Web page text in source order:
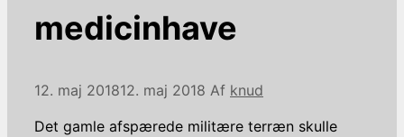
medicinhave
12. maj 201812. maj 2018 Af knud
Det gamle afspærede militære terræn skulle